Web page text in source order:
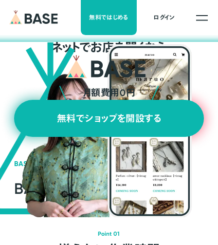
無料ではじめる ログイン
ネットでお店を開くなら
月額費用0円
無料でショップを開設する
BASEの強み
BASEが強い3つの理由
Point 01